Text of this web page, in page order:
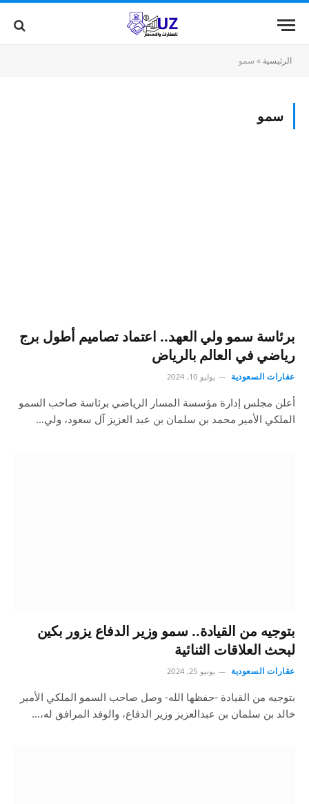
الرئيسية » سمو
سمو
برئاسة سمو ولي العهد.. اعتماد تصاميم أطول برج
رياضي في العالم بالرياض
عقارات السعودية يوليو 10, 2024
أعلن مجلس إدارة مؤسسة المسار الرياضي برئاسة صاحب السمو
الملكي الأمير محمد بن سلمان بن عبد العزيز آل سعود، ولي…
بتوجيه من القيادة.. سمو وزير الدفاع يزور بكين
لبحث العلاقات الثنائية
عقارات السعودية يونيو 25, 2024
بتوجيه من القيادة -حفظها الله- وصل صاحب السمو الملكي الأمير
خالد بن سلمان بن عبدالعزيز وزير الدفاع، والوفد المرافق له،…